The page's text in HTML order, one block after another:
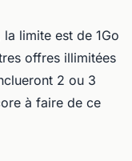
limite est de 1Go
offres illimitées
2 ou 3
à faire de ce